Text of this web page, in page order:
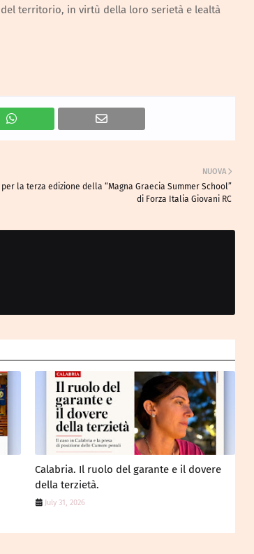
territorio, in virtù della loro serietà e lealtà
NUOVA
la terza edizione della “Magna Graecia Summer School”
di Forza Italia Giovani RC
Calabria. Il ruolo del garante e il dovere
della terzietà.
July 31, 2026